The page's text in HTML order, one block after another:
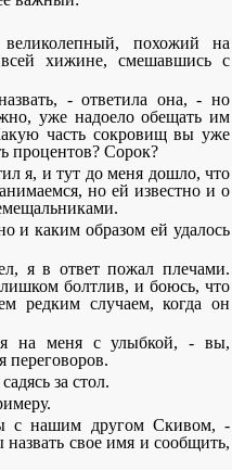
похожий на
всей хижине, смешавшись с
- ответила она, - но
уже надоело обещать им
часть сокровищ вы уже
процентов? Сорок?
я, и тут до меня дошло, что
но ей известно и о
и каким образом ей удалось
я в ответ пожал плечами.
болтлив, и боюсь, что
редким случаем, когда он
на меня с улыбкой, - вы,
переговоров.
за стол.
с нашим другом Скивом, -
свое имя и сообщить,